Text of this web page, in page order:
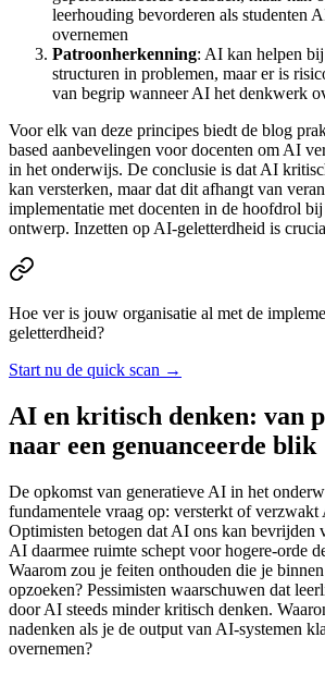
leerhouding bevorderen als studenten
overnemen
Patroonherkenning: AI kan helpen
structuren in problemen, maar er is
van begrip wanneer AI het denkwerk
Voor elk van deze principes biedt de blog
based aanbevelingen voor docenten om AI
in het onderwijs. De conclusie is dat AI
kan versterken, maar dat dit afhangt van
implementatie met docenten in de hoofdrol
ontwerp. Inzetten op AI-geletterdheid is
Hoe ver is jouw organisatie al met de
geletterdheid?
Start nu de quick scan →
AI en kritisch denken: van
naar een genuanceerde blik
De opkomst van generatieve AI in het
fundamentele vraag op: versterkt of
Optimisten betogen dat AI ons kan bevrijden
AI daarmee ruimte schept voor hogere-orde
Waarom zou je feiten onthouden die je
opzoeken? Pessimisten waarschuwen dat
door AI steeds minder kritisch denken.
nadenken als je de output van AI-systemen
overnemen?